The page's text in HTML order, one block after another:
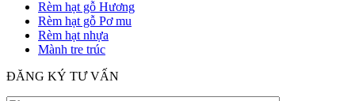
Rèm hạt gỗ Hương
Rèm hạt gỗ Pơ mu
Rèm hạt nhựa
Mành tre trúc
ĐĂNG KÝ TƯ VẤN